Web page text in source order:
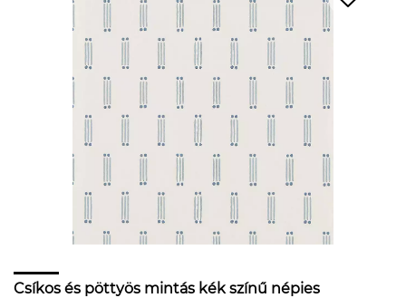
Csíkos és pöttyös mintás kék színű népies